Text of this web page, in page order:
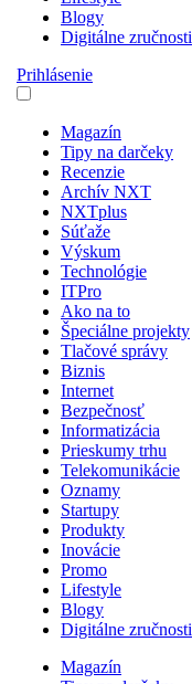
Blogy
Digitálne zručnosti
Prihlásenie
Magazín
Tipy na darčeky
Recenzie
Archív NXT
NXTplus
Súťaže
Výskum
Technológie
ITPro
Ako na to
Špeciálne projekty
Tlačové správy
Biznis
Internet
Bezpečnosť
Informatizácia
Prieskumy trhu
Telekomunikácie
Oznamy
Startupy
Produkty
Inovácie
Promo
Lifestyle
Blogy
Digitálne zručnosti
Magazín